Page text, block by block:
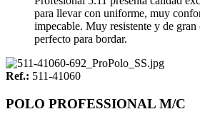
para llevar con uniforme, muy
impecable. Muy resistente y de gran
perfecto para bordar.
Ref.: 511-41060
POLO PROFESSIONAL M/C